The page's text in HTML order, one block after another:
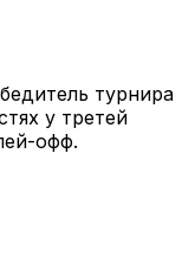
турнира
у третей
офф.